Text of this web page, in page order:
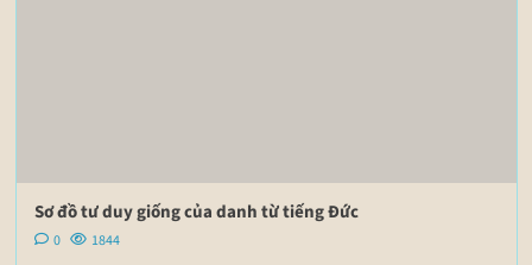
Sơ đồ tư duy giống của danh từ tiếng Đức
0 1844